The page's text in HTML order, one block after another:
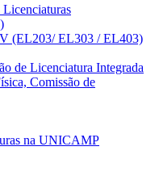
(EL203/ EL303 / EL403)
de Licenciatura Integrada
Comissão de
na UNICAMP